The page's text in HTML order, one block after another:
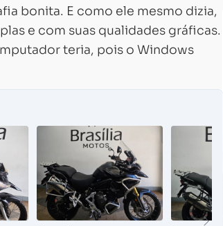
bonita. E como ele mesmo dizia,
e com suas qualidades gráficas.
teria, pois o Windows